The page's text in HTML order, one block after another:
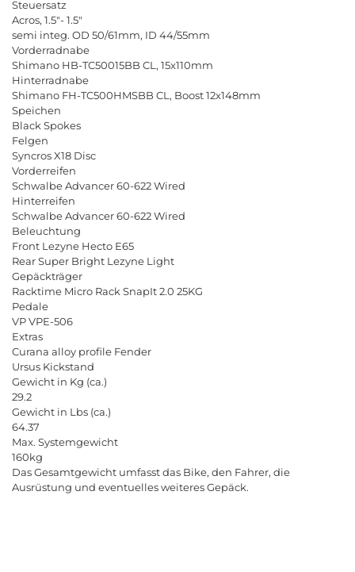
Steuersatz
Acros, 1.5"- 1.5"
semi integ. OD 50/61mm, ID 44/55mm
Vorderradnabe
Shimano HB-TC50015BB CL , 15x110mm
Hinterradnabe
Shimano FH-TC500HMSBB CL , Boost12x148mm
Speichen
Black Spokes
Felgen
SyncrosX18 Disc
Vorderreifen
SchwalbeAdvancer60-622Wired
Hinterreifen
SchwalbeAdvancer60-622Wired
Beleuchtung
Front Lezyne Hecto E65
RearSuper Bright Lezyne Light
Gepäckträger
Racktime Micro Rack SnapIt2.0 25KG
Pedale
VPVPE-506
Extras
Curana alloy profile Fender
Ursus Kickstand
Gewicht in Kg (ca.)
29.2
Gewicht in Lbs (ca.)
64.37
Max. Systemgewicht
160kg
DasGesamtgewicht umfasstdas Bike, den Fahrer, die
Ausrüstung und eventuellesweiteresGepäck.